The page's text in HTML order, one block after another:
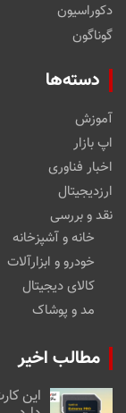
دکوراسیون
گوناگون
دسته‌ها
آموزش
اپ بازار
اخبار فناوری
ارزدیجیتال
نقد و بررسی
خانه و آشپزخانه
خودرو و ابزارآلات
کالای دیجیتال
مد و پوشاک
مطالب اخیر